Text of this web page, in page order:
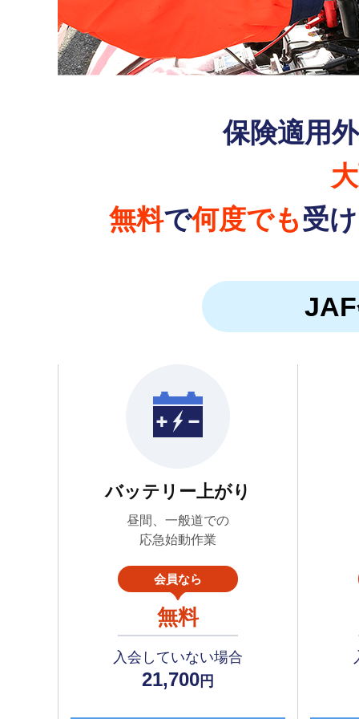
保険適用
無料で何度でも受
バッテリー上がり
昼間、一般道での
応急始動作業
会員なら
無料
入会していない場合
21,700 円